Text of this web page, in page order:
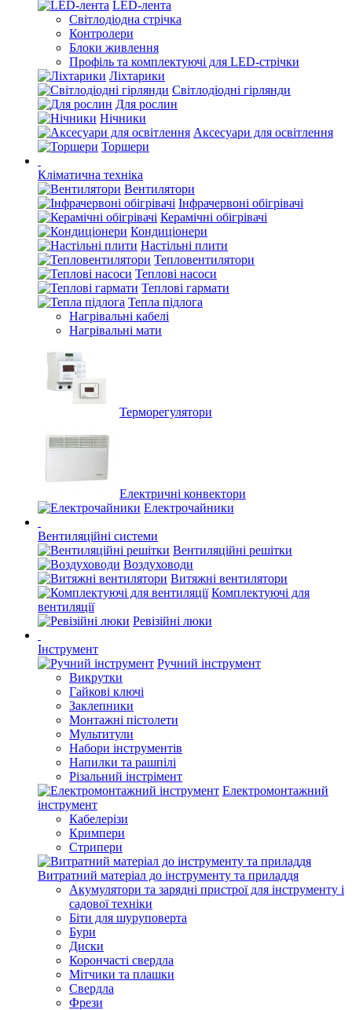
LED-лента
Світлодіодна стрічка
Контролери
Блоки живлення
Профіль та комплектуючі для LED-стрічки
Ліхтарики
Світлодіодні гірлянди
Для рослин
Нічники
Аксесуари для освітлення
Торшери
Кліматична техніка
Вентилятори
Інфрачервоні обігрівачі
Керамічні обігрівачі
Кондиціонери
Настільні плити
Тепловентилятори
Теплові насоси
Теплові гармати
Тепла підлога
Нагрівальні кабелі
Нагрівальні мати
Терморегулятори
Електричні конвектори
Електрочайники
Вентиляційні системи
Вентиляційні решітки
Воздуховоди
Витяжні вентилятори
Комплектуючі для
вентиляції
Ревізійні люки
Інструмент
Ручний інструмент
Викрутки
Гайкові ключі
Заклепники
Монтажні пістолети
Мультитули
Набори інструментів
Напилки та рашпілі
Різальний інстрімент
Електромонтажний
інструмент
Кабелерізи
Кримпери
Стрипери
Витратний матеріал до інструменту та приладдя
Акумулятори та зарядні пристрої для інструменту і
садової техніки
Біти для шуруповерта
Бури
Диски
Корончасті свердла
Мітчики та плашки
Свердла
Фрези